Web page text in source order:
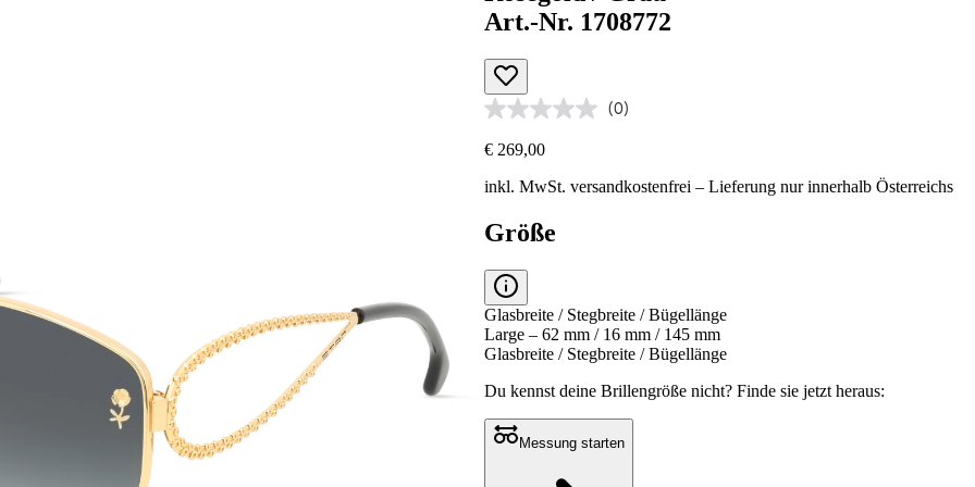
Art.-Nr. 1708772
(0)
€ 269,00
inkl. MwSt.versandkostenfrei – Lieferung nur innerhalb Österreichs
Größe
Glasbreite / Stegbreite / Bügellänge
Large – 62 mm / 16 mm / 145 mm
Glasbreite / Stegbreite / Bügellänge
Du kennst deine Brillengröße nicht?Finde sie jetzt heraus:
Messung starten